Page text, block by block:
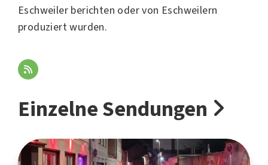
Eschweiler berichten oder von Eschweilern
produziert wurden.
Einzelne Sendungen